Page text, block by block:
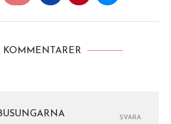
KOMMENTARER
SVARA